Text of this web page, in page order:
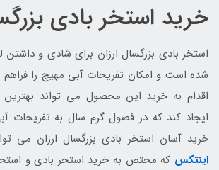
خرید استخر بادی
استخر بادی بزرگسال ارزان برای شادی و
شده است و امکان تفریحات آبی مهیج را
اقدام به خرید این محصول می تواند بهترین
ایجاد کند که در فصول گرم سال به تفریحات
خرید آسان استخر بادی بزرگسال ارزان می
اینتکس که مختص به خرید استخر بادی و